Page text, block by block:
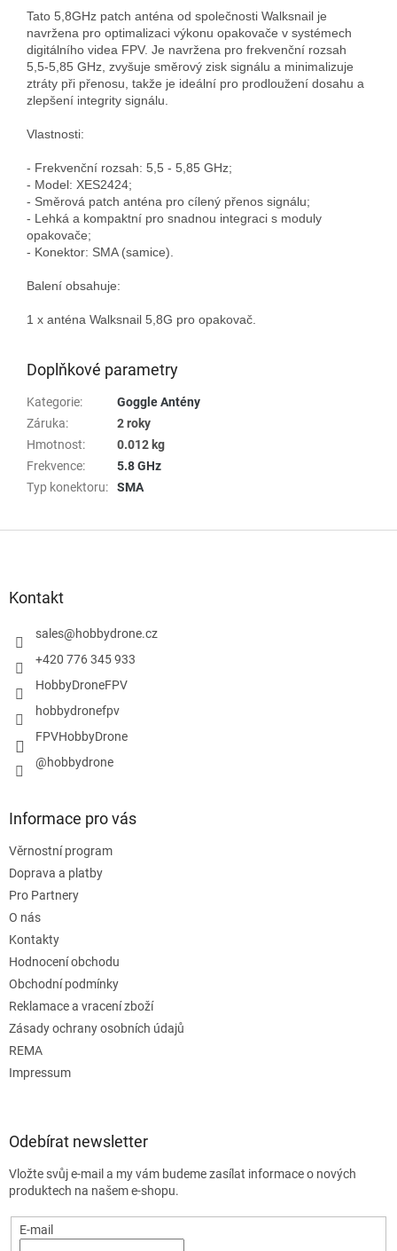
Tato 5,8GHz patch anténa od společnosti Walksnail je
navržena pro optimalizaci výkonu opakovače v systémech
digitálního videa FPV. Je navržena pro frekvenční rozsah
5,5-5,85 GHz, zvyšuje směrový zisk signálu a minimalizuje
ztráty při přenosu, takže je ideální pro prodloužení dosahu a
zlepšení integrity signálu.
Vlastnosti:
- Frekvenční rozsah: 5,5 - 5,85 GHz;
- Model: XES2424;
- Směrová patch anténa pro cílený přenos signálu;
- Lehká a kompaktní pro snadnou integraci s moduly
opakovače;
- Konektor: SMA (samice).
Balení obsahuje:
1 x anténa Walksnail 5,8G pro opakovač.
Doplňkové parametry
Kategorie:
Goggle Antény
Záruka:
2 roky
Hmotnost:
0.012 kg
Frekvence:
5.8 GHz
Typ konektoru: SMA
Kontakt
sales@hobbydrone.cz
+420 776 345 933
HobbyDroneFPV
hobbydronefpv
FPVHobbyDrone
@hobbydrone
Informace pro vás
Věrnostní program
Doprava a platby
Pro Partnery
O nás
Kontakty
Hodnocení obchodu
Obchodní podmínky
Reklamace a vracení zboží
Zásady ochrany osobních údajů
REMA
Impressum
Odebírat newsletter
Vložte svůj e-mail a my vám budeme zasílat informace o nových
produktech na našem e-shopu.
E-mail